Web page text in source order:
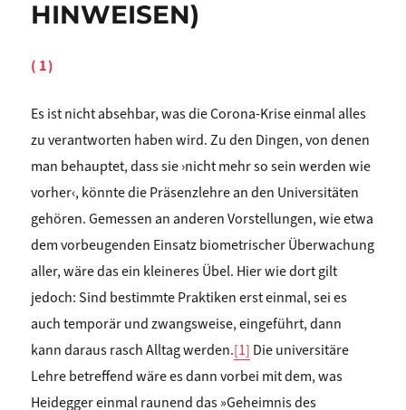
HINWEISEN)
(1)
Es ist nicht absehbar, was die Corona-Krise einmal alles
zu verantworten haben wird. Zu den Dingen, von denen
man behauptet, dass sie ›nicht mehr so sein werden wie
vorher‹, könnte die Präsenzlehre an den Universitäten
gehören. Gemessen an anderen Vorstellungen, wie etwa
dem vorbeugenden Einsatz biometrischer Überwachung
aller, wäre das ein kleineres Übel. Hier wie dort gilt
jedoch: Sind bestimmte Praktiken erst einmal, sei es
auch temporär und zwangsweise, eingeführt, dann
kann daraus rasch Alltag werden.[1] Die universitäre
Lehre betreffend wäre es dann vorbei mit dem, was
Heidegger einmal raunend das »Geheimnis des